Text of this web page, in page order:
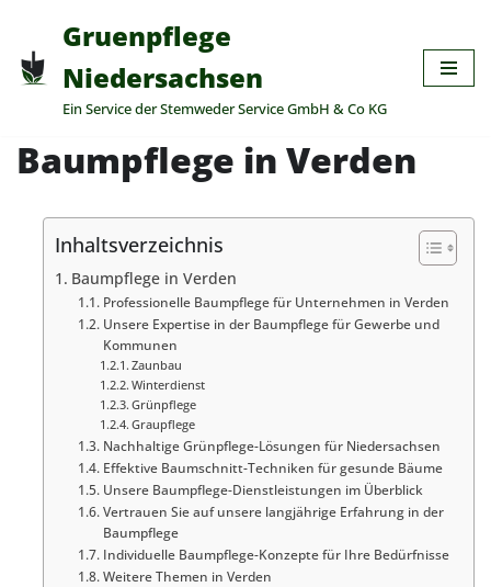
Zum
Inhalt
springen
Gruenpflege
Niedersachsen
Ein Service der Stemweder Service GmbH & Co KG
Baumpflege in Verden
Inhaltsverzeichnis
Baumpflege in Verden
Professionelle Baumpflege für Unternehmen in Verden
Unsere Expertise in der Baumpflege für Gewerbe und
Kommunen
Zaunbau
Winterdienst
Grünpflege
Graupflege
Nachhaltige Grünpflege-Lösungen für Niedersachsen
Effektive Baumschnitt-Techniken für gesunde Bäume
Unsere Baumpflege-Dienstleistungen im Überblick
Vertrauen Sie auf unsere langjährige Erfahrung in der
Baumpflege
Individuelle Baumpflege-Konzepte für Ihre Bedürfnisse
Weitere Themen in Verden